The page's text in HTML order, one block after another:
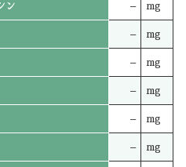
ン – mg
– mg
– mg
– mg
– mg
– mg